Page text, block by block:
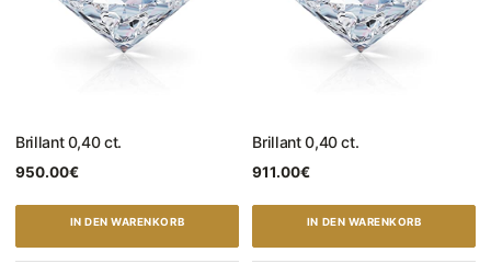
Brillant 0,40 ct.
950.00€
IN DEN WARENKORB
Brillant 0,40 ct.
911.00€
IN DEN WARENKORB